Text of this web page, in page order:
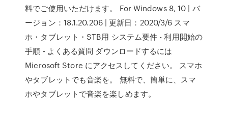
料でご使用いただけます。 For Windows 8, 10 | バ
ージョン：18.1.20.206 | 更新日：2020/3/6 スマ
ホ・タブレット・STB用 システム要件 - 利用開始の
手順 - よくある質問 ダウンロードするには
Microsoft Store にアクセスしてください。 スマホ
やタブレットでも音楽を。 無料で、簡単に、スマ
ホやタブレットで音楽を楽しめます。